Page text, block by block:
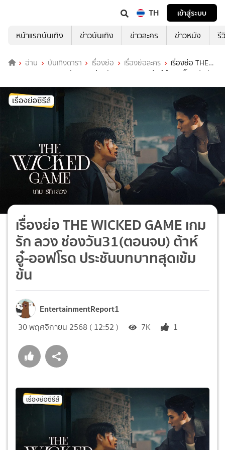
TH
เข้าสู่ระบบ
หน้าแรกบันเทิง
ข่าวบันเทิง ข่าวละคร ข่าวหนัง รี
อ่าน บันเทิงดารา เรื่องย่อ เรื่องย่อละคร
เรื่องย่อ THE
WICKED GAME เกม รัก ลวง ช่องวัน31(ตอนจบ) ต้าห์อู๋-ออฟโรด ประชัน
เรื่องย่อ THE WICKED GAME เกม
รัก ลวง ช่องวัน31(ตอนจบ) ต้าห์
อู๋-ออฟโรด ประชันบทบาทสุดเข้ม
ข้น
EntertainmentReport1
30 พฤศจิกายน 2568 ( 12:52 ) 7K 1